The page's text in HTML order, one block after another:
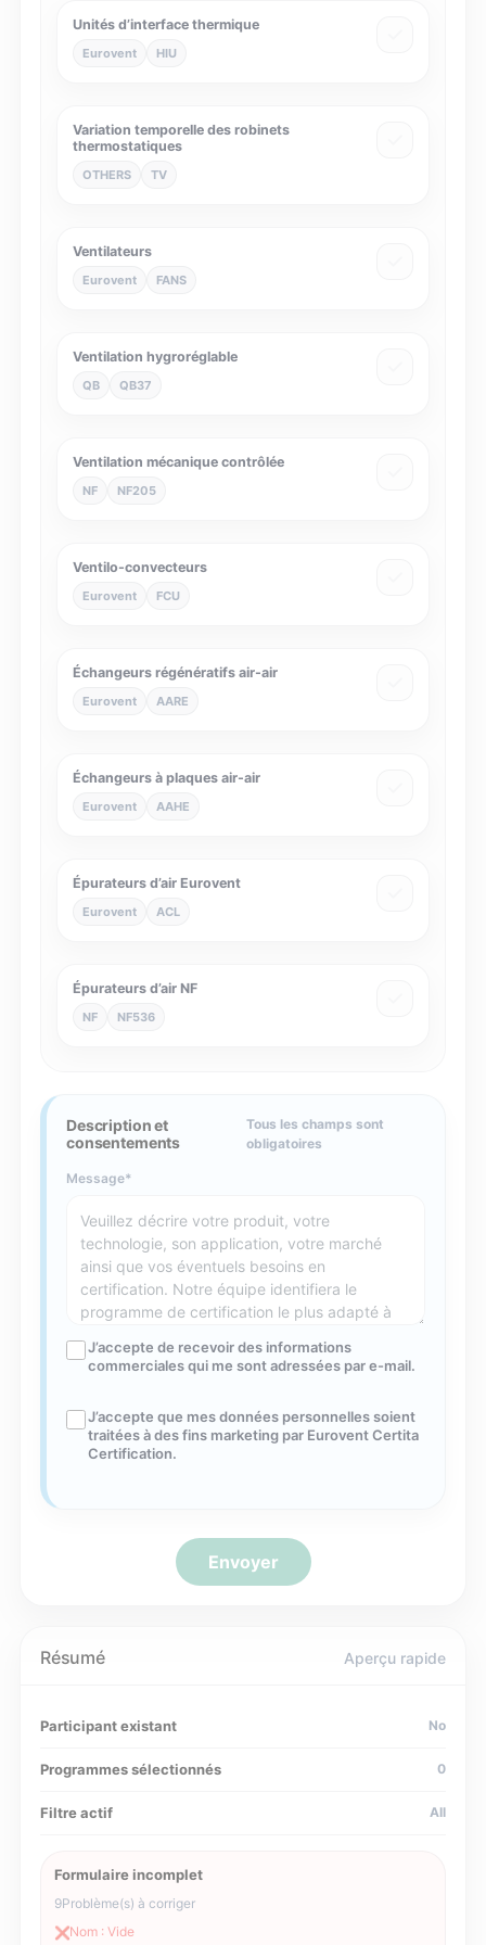
Unités d’interface thermique
Eurovent HIU
Variation temporelle des robinets
thermostatiques
OTHERS TV
Ventilateurs
Eurovent FANS
Ventilation hygroréglable
QB QB37
Ventilation mécanique contrôlée
NF NF205
Ventilo-convecteurs
Eurovent FCU
Échangeurs régénératifs air-air
Eurovent AARE
Échangeurs à plaques air-air
Eurovent AAHE
Épurateurs d’air Eurovent
Eurovent ACL
Épurateurs d’air NF
NF NF536
Description et
consentements
Tous les champs sont
obligatoires
Message
J’accepte de recevoir des informations
commerciales qui me sont adressées par e-mail.
J’accepte que mes données personnelles soient
traitées à des fins marketing par Eurovent Certita
Certification.
Envoyer
Résumé Aperçu rapide
Participant existant No
Programmes sélectionnés 0
Filtre actif All
Formulaire incomplet
9Problème(s) à corriger
❌Nom : Vide